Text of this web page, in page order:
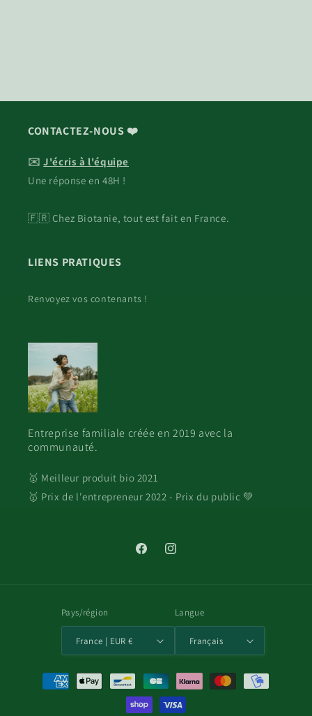
CONTACTEZ-NOUS ❤️
✉️J'écris à l'équipe
Une réponse en 48H !
🇫🇷 Chez Biotanie, tout est fait en France.
LIENS PRATIQUES
Renvoyez vos contenants !
Entreprise familiale créée en 2019 avec la
communauté.
🥇 Meilleur produit bio 2021
🥇 Prix de l'entrepreneur 2022 - Prix du public 💚
FacebookInstagram
Pays/région
France | EUR €
Langue
Français
Moyens